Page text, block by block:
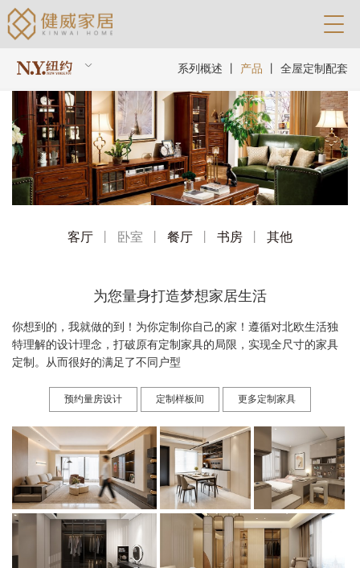
系列概述 产品 全屋定制配套
客厅 卧室 餐厅 书房 其他
为您量身打造梦想家居生活
你想到的，我就做的到！为你定制你自己的家！遵循对北欧生活独
特理解的设计理念，打破原有定制家具的局限，实现全尺寸的家具
定制。从而很好的满足了不同户型
预约量房设计 定制样板间 更多定制家具